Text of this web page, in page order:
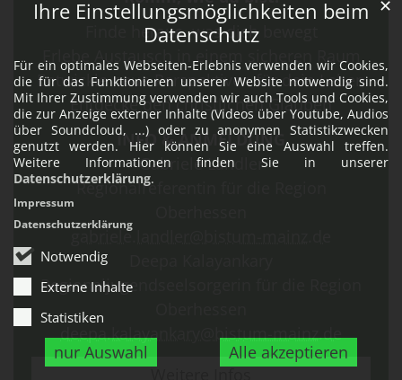
Ihre Einstellungsmöglichkeiten beim
Datenschutz
Für ein optimales Webseiten-Erlebnis verwenden wir Cookies,
die für das Funktionieren unserer Website notwendig sind.
Mit Ihrer Zustimmung verwenden wir auch Tools und Cookies,
die zur Anzeige externer Inhalte (Videos über Youtube, Audios
über Soundcloud, ...) oder zu anonymen Statistikzwecken
genutzt werden. Hier können Sie eine Auswahl treffen.
Weitere Informationen finden Sie in unserer
Datenschutzerklärung.
Notwendig
Externe Inhalte
Statistiken
nur Auswahl Alle akzeptieren
✕
Impressum
Datenschutzerklärung
Finde heraus, was dich bewegt
Erlebe Austausch in einem sicheren Raum
Entwickle neue Perspektiven für dein Leben
Entdecke den christlichen Glauben
INFO & ANMELDUNG
Gabriele Landler
Regionalreferentin für die Region
gabriele.landler@bistum-mainz.de
Regionaljugendseelsorgerin für die Region
deepa.kalayankary@bistum-mainz.de